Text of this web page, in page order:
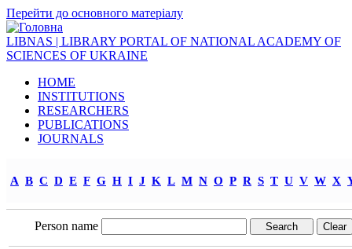
Перейти до основного матеріалу
LIBNAS | LIBRARY PORTAL OF NATIONAL ACADEMY OF
SCIENCES OF UKRAINE
HOME
INSTITUTIONS
RESEARCHERS
PUBLICATIONS
JOURNALS
A B C D E F G H I J K L M N O P R S T U V W X
Person name